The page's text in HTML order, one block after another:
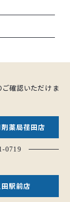
確認いただけま
薬局荏田店
0719
駅前店